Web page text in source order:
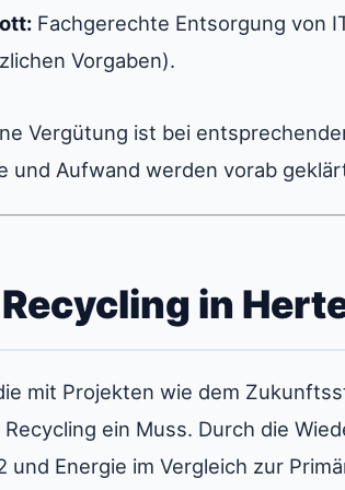
Fachgerechte Entsorgung von
Vorgaben).
Vergütung ist bei
und Aufwand werden vorab
in
mit Projekten wie dem
ein Muss. Durch die
und Energie im Vergleich zur